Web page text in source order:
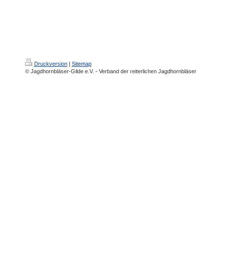
Druckversion | Sitemap
© Jagdhornbläser-Gilde e.V. - Verband der reiterlichen Jagdhornbläser